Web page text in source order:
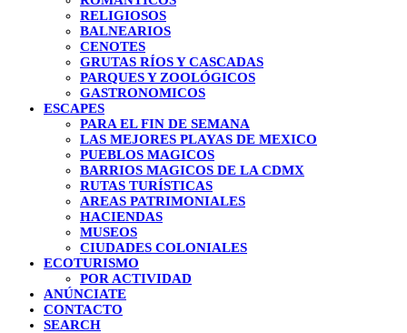
RELIGIOSOS
BALNEARIOS
CENOTES
GRUTAS RÍOS Y CASCADAS
PARQUES Y ZOOLÓGICOS
GASTRONOMICOS
ESCAPES
PARA EL FIN DE SEMANA
LAS MEJORES PLAYAS DE MEXICO
PUEBLOS MAGICOS
BARRIOS MAGICOS DE LA CDMX
RUTAS TURÍSTICAS
AREAS PATRIMONIALES
HACIENDAS
MUSEOS
CIUDADES COLONIALES
ECOTURISMO
POR ACTIVIDAD
ANÚNCIATE
CONTACTO
SEARCH